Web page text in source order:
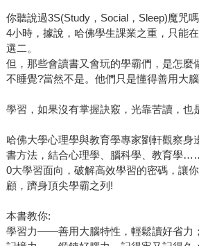
你聽說過3S(Study，Social，Sleep)魔咒
4小時，據說，哈佛學生課業之重，只能
選二。
但，那些會讀書又會玩的學霸們，是怎麼
不睡覺?當然不是。他們只是懂得善用大腦
學習，如果沒有掌握訣竅，光靠苦讀，也
哈佛大學心理學與教育學專家劉軒觀察身
書方法，結合心理學、腦科學、教育學
0大學習面向，破解高效學習的密碼，讓
顧，躋身頂尖學霸之列!
本書教你:
學習力——善用大腦特性，輕鬆讀好省力；